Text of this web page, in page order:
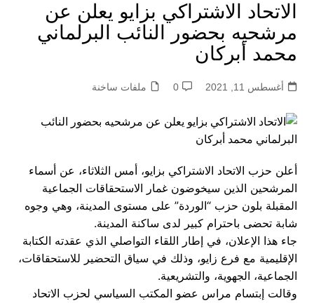
الاتحاد الاشتراكي بزايو يعلن عن
مرشحيه بحضور النائب البرلماني
محمد أبركان
أغسطس 11, 2021 0 ملفات ساخنة
أعلن حزب الاتحاد الاشتراكي بزايو، أمس الثلاثاء، عن أسماء
المرشحين الذين سيخوضون غمار الاستحقاقات الجماعية
المقبلة بلون حزب “الوردة” على مستوى المدينة، وهي وجوه
شابة تحضى باحترام كبير لدى ساكنة المدينة.
جاء هذا الإعلان، في إطار اللقاء التواصلي الذي عقدته الكتابة
الإقليمية مع فرع زايو، وذلك في سياق التحضير للاستحقاقات،
الجماعية، الجهوية، والتشريعية.
وقالت إبتسام مراس عضو المكتب السياسي لحزب الاتحاد